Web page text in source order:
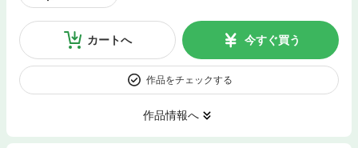
カートへ 今すぐ買う
作品をチェックする
作品情報へ